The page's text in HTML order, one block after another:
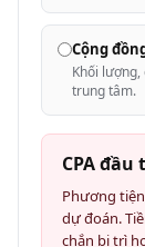
Cộng
Khối
trung tâm.
CPA
Phương
dự đoán.
chắn bị trì